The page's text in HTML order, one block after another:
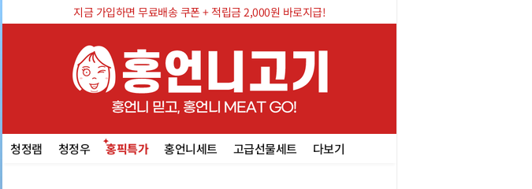
지금 가입하면 무료배송 쿠폰 + 적립금 2,000원 바로지급!
청정램 청정우 홍픽특가 홍언니세트 고급선물세트 다보기